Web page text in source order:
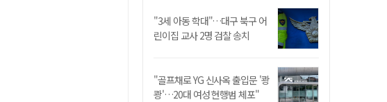
"3세 아동 학대"…대구 북구 어
린이집 교사 2명 검찰 송치
"골프채로 YG 신사옥 출입문 '쾅
쾅'…20대 여성 현행범 체포"